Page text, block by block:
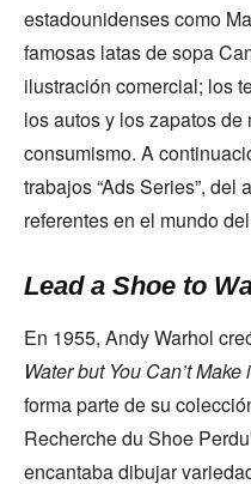
estadounidenses como
famosas latas de sopa
ilustración comercial; los
los autos y los zapatos
consumismo. A
trabajos “Ads Series”, del
referentes en el mundo
Lead a Shoe to
En 1955, Andy Warhol
Water but You Can’t Make
forma parte de su
Recherche du Shoe
encantaba dibujar